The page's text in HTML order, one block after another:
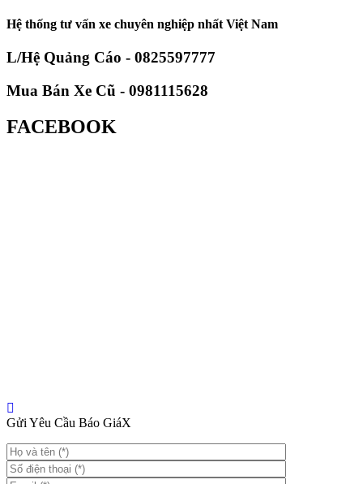
Hệ thống tư vấn xe chuyên nghiệp nhất Việt Nam
L/Hệ Quảng Cáo - 0825597777
Mua Bán Xe Cũ - 0981115628
FACEBOOK
Gửi Yêu Cầu Báo GiáX